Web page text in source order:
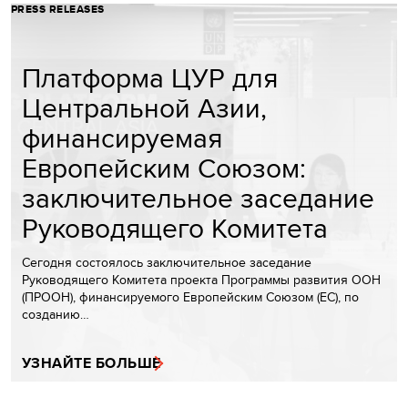
PRESS RELEASES
Платформа ЦУР для
Центральной Азии,
финансируемая
Европейским Союзом:
заключительное заседание
Руководящего Комитета
Сегодня состоялось заключительное заседание
Руководящего Комитета проекта Программы развития ООН
(ПРООН), финансируемого Европейским Союзом (ЕС), по
созданию…
УЗНАЙТЕ БОЛЬШЕ